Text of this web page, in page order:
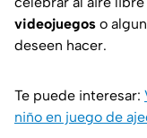
videojuegos o
deseen hacer.
Te puede interesar:
niño en juego de